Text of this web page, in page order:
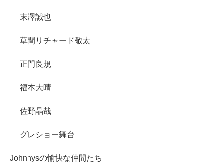
末澤誠也
草間リチャード敬太
正門良規
福本大晴
佐野晶哉
グレショー舞台
Johnnysの愉快な仲間たち